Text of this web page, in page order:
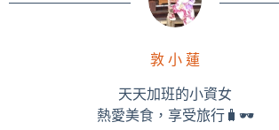
敦 小 蓮
天天加班的小資女
熱愛美食，享受旅行🧳🕶